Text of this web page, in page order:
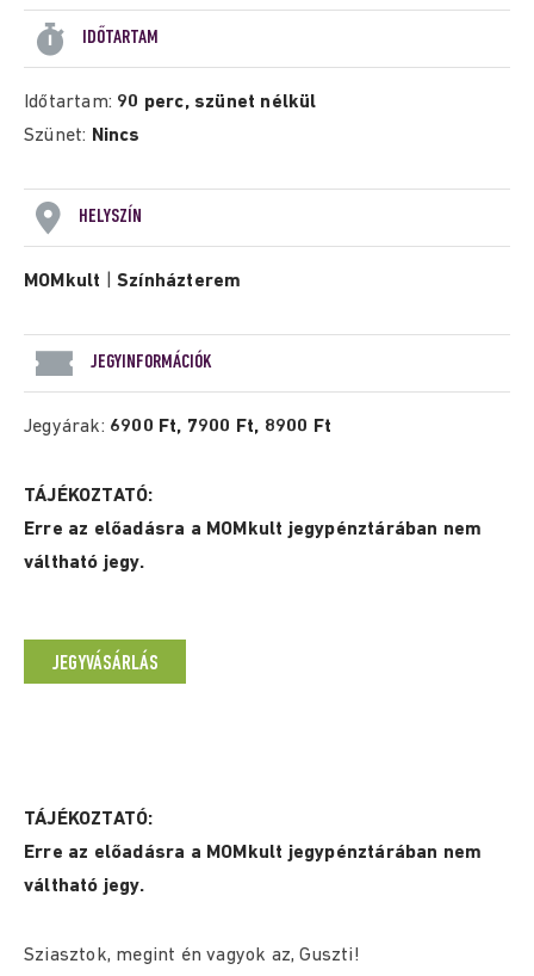
IDŐTARTAM
Időtartam: 90 perc, szünet nélkül
Szünet: Nincs
HELYSZÍN
MOMkult |Színházterem
JEGYINFORMÁCIÓK
Jegyárak: 6900 Ft, 7900 Ft, 8900 Ft
TÁJÉKOZTATÓ:
Erre az előadásra a MOMkult jegypénztárában nem
váltható jegy.
JEGYVÁSÁRLÁS
TÁJÉKOZTATÓ:
Erre az előadásra a MOMkult jegypénztárában nem
váltható jegy.
Sziasztok, megint én vagyok az, Guszti!